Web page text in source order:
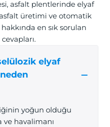
asfalt plentlerinde elyaf
üretimi ve otomatik
en sık sorulan
elyaf
yoğun olduğu
ve havalimanı